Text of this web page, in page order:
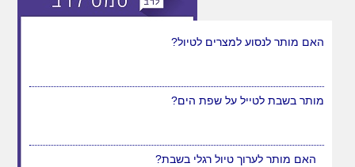
יש לבנות טיול באוטובוס הנהג גבר, האם מותר להן לשיר
האם מותר לנסוע למצרים לטיול?
מותר בשבת לטייל על שפת הים?